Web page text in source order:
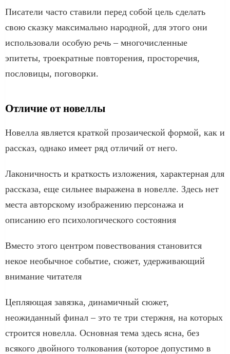
Писатели часто ставили перед собой цель сделать
свою сказку максимально народной, для этого они
использовали особую речь – многочисленные
эпитеты, троекратные повторения, просторечия,
пословицы, поговорки.
Отличие от новеллы
Новелла является краткой прозаической формой, как и
рассказ, однако имеет ряд отличий от него.
Лаконичность и краткость изложения, характерная для
рассказа, еще сильнее выражена в новелле. Здесь нет
места авторскому изображению персонажа и
описанию его психологического состояния
Вместо этого центром повествования становится
некое необычное событие, сюжет, удерживающий
внимание читателя
Цепляющая завязка, динамичный сюжет,
неожиданный финал – это те три стержня, на которых
строится новелла. Основная тема здесь ясна, без
всякого двойного толкования (которое допустимо в